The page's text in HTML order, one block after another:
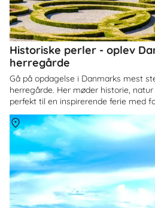
Historiske perler - oplev
herregårde
Gå på opdagelse i Danmarks mest
herregårde. Her møder historie,
perfekt til en inspirerende ferie med
Om Himmerland